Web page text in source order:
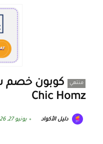
منتهي
كوبون خصم
Chic Homz
دليل الأكواد يونيو 27, 2026